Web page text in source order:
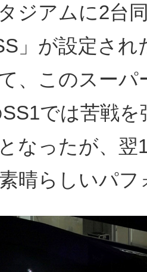
ジアムに2台
」が設定さ
、このスー
では苦戦
なったが、
晴らしいパ